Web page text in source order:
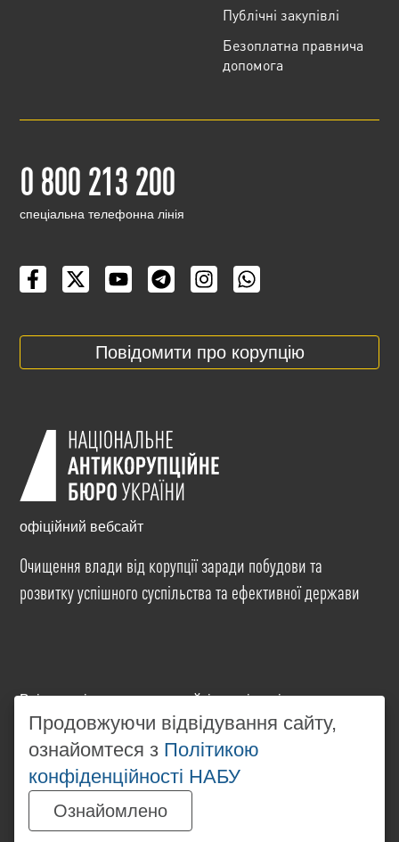
Публічні закупівлі
Безоплатна правнича
допомога
0 800 213 200
cпеціальна телефонна лінія
Повідомити про корупцію
офіційний вебсайт
Очищення влади від корупції заради побудови та
розвитку успішного суспільства та ефективної держави
Всі матеріали на цьому сайті розміщені на умовах
ліцензіїCreative Commons Attribution-NonCommercial-
NoDerivatives 4.0 International. Використання будь-
яких матеріалів, розміщених на сайті, дозволяється
за умови посилання наwww.nabu.gov.ua
незалежності від повного або часткового
використання матеріалів.
Продовжуючи відвідування сайту,
ознайомтеся з Політикою
конфіденційності НАБУ
Ознайомлено